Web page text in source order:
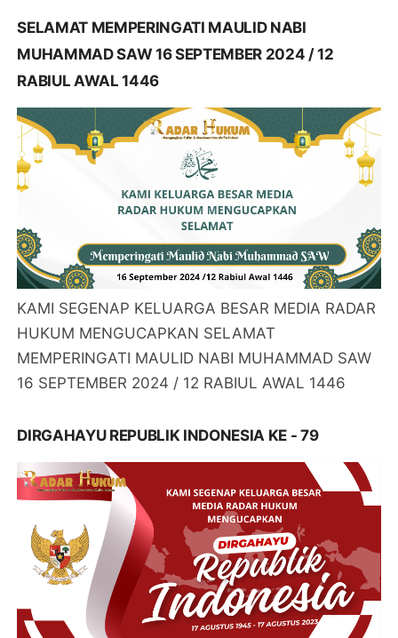
SELAMAT MEMPERINGATI MAULID NABI
MUHAMMAD SAW 16 SEPTEMBER 2024 / 12
RABIUL AWAL 1446
KAMI SEGENAP KELUARGA BESAR MEDIA RADAR
HUKUM MENGUCAPKAN SELAMAT
MEMPERINGATI MAULID NABI MUHAMMAD SAW
16 SEPTEMBER 2024 / 12 RABIUL AWAL 1446
DIRGAHAYU REPUBLIK INDONESIA KE - 79